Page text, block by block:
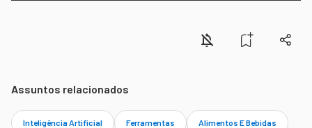
Assuntos relacionados
Inteligência Artificial Ferramentas Alimentos E Bebidas